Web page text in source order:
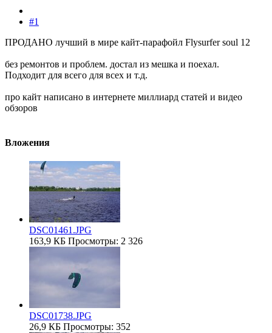
#1
ПРОДАНО лучший в мире кайт-парафойл Flysurfer soul 12
без ремонтов и проблем. достал из мешка и поехал.
Подходит для всего для всех и т.д.
про кайт написано в интернете миллиард статей и видео
обзоров
Вложения
DSC01461.JPG
163,9 КБ Просмотры: 2 326
DSC01738.JPG
26,9 КБ Просмотры: 352